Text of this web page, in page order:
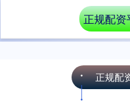
正规配
正规配资